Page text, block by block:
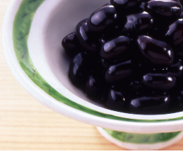
お酢ドリンク
みりん風・料理酒
つゆ
ブランド・スペシャルサイト
ブランド・スペシャルサイト トップ
商品ブランドサイト
Fibee（ファイビー）
くらしプラ酢
カンタン酢
企業情報
国内事業概要